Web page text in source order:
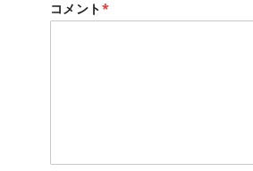
コメント*